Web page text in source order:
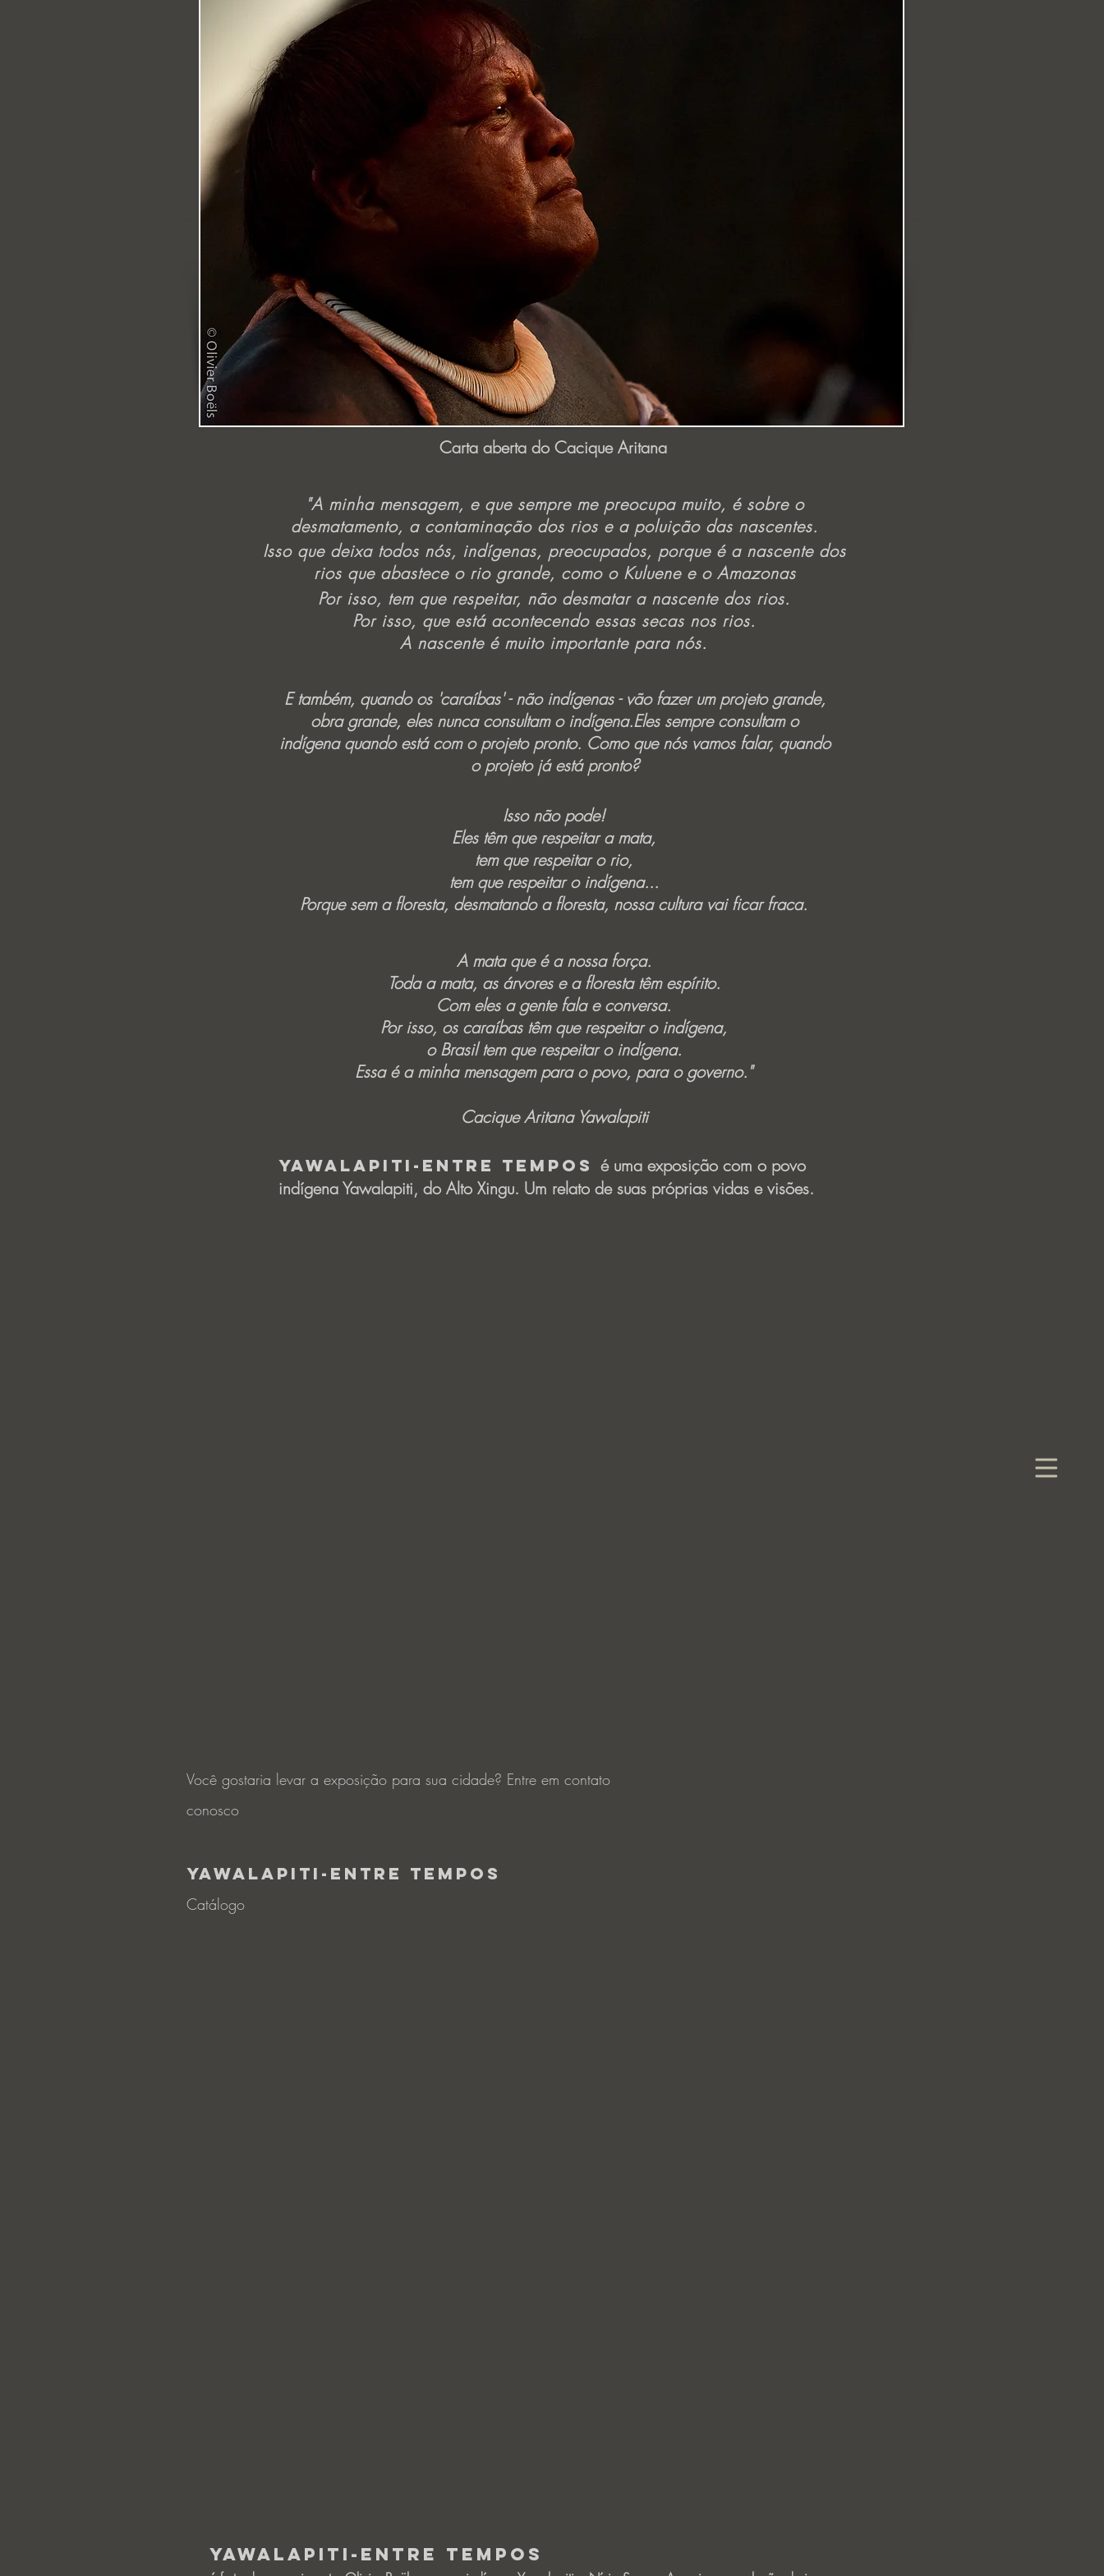
Carta aberta do Cacique Aritana
"A minha mensagem, e que sempre me preocupa muito, é sobre o
desmatamento, a contaminação dos rios e a poluição das nascentes.
Isso que deixa todos nós, indígenas, preocupados, porque é a nascente dos
rios que abastece o rio grande, como o Kuluene e o Amazonas
Por isso, tem que respeitar, não desmatar a nascente dos rios.
Por isso, que está acontecendo essas secas nos rios.
A nascente é muito importante para nós.
E também, quando os 'caraíbas' - não indígenas - vão fazer um projeto grande,
obra grande, eles nunca consultam o indígena.Eles sempre consultam o
indígena quando está com o projeto pronto. Como que nós vamos falar, quando
o projeto já está pronto?
Isso não pode!
Eles têm que respeitar a mata,
tem que respeitar o rio,
tem que respeitar o indígena...
Porque sem a floresta, desmatando a floresta, nossa cultura vai ficar fraca.
A mata que é a nossa força.
Toda a mata, as árvores e a floresta têm espírito.
Com eles a gente fala e conversa.
Por isso, os caraíbas têm que respeitar o indígena,
o Brasil tem que respeitar o indígena.
Essa é a minha mensagem para o povo, para o governo."
Cacique Aritana Yawalapiti
Yawalapiti-Entre Tempos é uma exposição com o povo
indígena Yawalapiti, do Alto Xingu. Um relato de suas próprias vidas e visões.
Você gostaria levar a exposição para sua cidade? Entre em contato
conosco
Yawalapiti-Entre Tempos
Catálogo
Yawalapiti-Entre Tempos